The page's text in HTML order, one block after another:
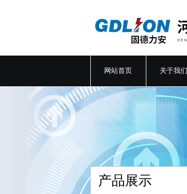
网站首页 关于我们
产品展示